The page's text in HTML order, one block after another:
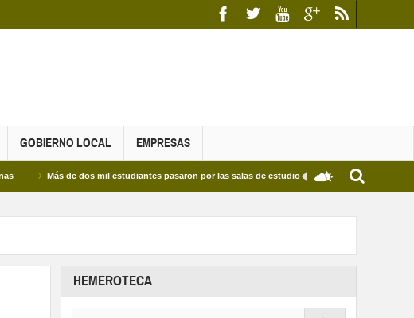
GOBIERNO LOCAL EMPRESAS
Más de dos mil estudiantes pasaron por las salas de estudio de las Bibliotecas Municipales y del
HEMEROTECA